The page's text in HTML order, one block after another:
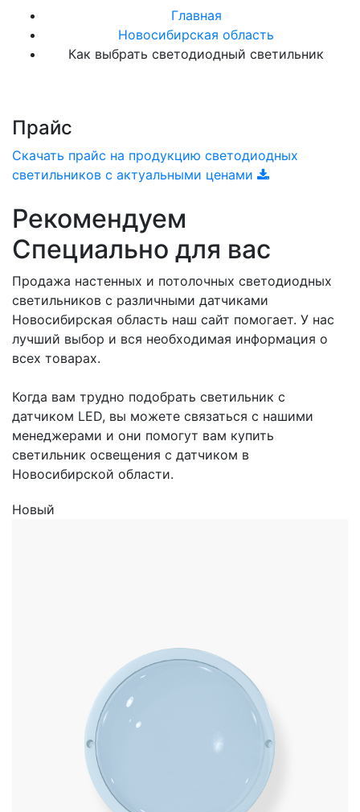
Главная
Новосибирская область
Как выбрать светодиодный светильник
Прайс
Скачать прайс на продукцию светодиодных
светильников с актуальными ценами
Рекомендуем
Специально для вас
Продажа настенных и потолочных светодиодных
светильников с различными датчиками
Новосибирская область наш сайт помогает. У нас
лучший выбор и вся необходимая информация о
всех товарах.
Когда вам трудно подобрать светильник с
датчиком LED, вы можете связаться с нашими
менеджерами и они помогут вам купить
светильник освещения с датчиком в
Новосибирской области.
Новый